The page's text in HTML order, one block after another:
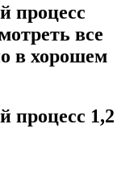
процесс
все
в хорошем
процесс 1,2